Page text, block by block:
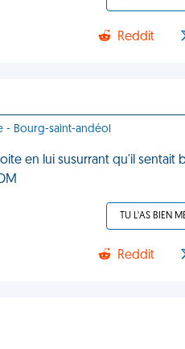
Reddit
- Bourg-saint-andéol
en lui susurrant qu'il sentait
TU L'AS BIEN
Reddit